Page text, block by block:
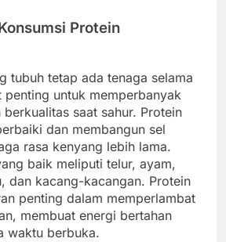
Protein
tubuh tetap ada tenaga selama
penting untuk memperbanyak
saat sahur. Protein
dan membangun sel
rasa kenyang lebih lama.
baik meliputi telur, ayam,
dan kacang-kacangan. Protein
penting dalam memperlambat
membuat energi bertahan
waktu berbuka.